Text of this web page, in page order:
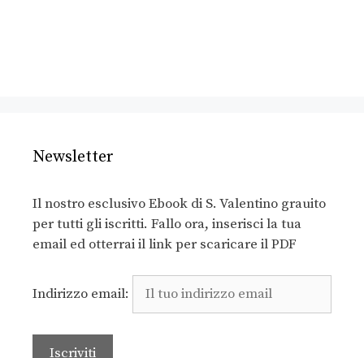
Newsletter
Il nostro esclusivo Ebook di S. Valentino grauito
per tutti gli iscritti. Fallo ora, inserisci la tua
email ed otterrai il link per scaricare il PDF
Indirizzo email: